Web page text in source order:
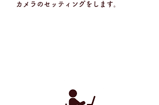
カメラのセッティングをします。